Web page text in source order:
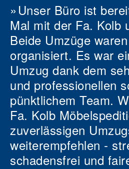
Unser Büro ist
Mal mit der Fa. Kolb
Beide Umzüge
organisiert. Es war
Umzug dank dem
und professionellen
pünktlichem Team.
Fa. Kolb
zuverlässigen
weiterempfehlen -
schadensfrei und